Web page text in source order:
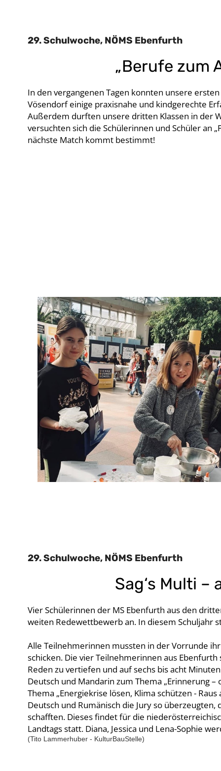
29. Schulwoche, NÖMS Ebenfurth
„Berufe zum
In den vergangenen Tagen konnten unsere
Vösendorf einige praxisnahe und kindgerechte
Außerdem durften unsere dritten Klassen in der
versuchten sich die Schülerinnen und Schüler an
nächste Match kommt bestimmt!
29. Schulwoche, NÖMS Ebenfurth
Sag‘s Multi –
Vier Schülerinnen der MS Ebenfurth aus den
weiten Redewettbewerb an. In diesem Schuljahr
Alle Teilnehmerinnen mussten in der Vorrunde
schicken. Die vier Teilnehmerinnen aus
Reden zu vertiefen und auf sechs bis acht
Deutsch und Mandarin zum Thema „Erinnerung
Thema „Energiekrise lösen, Klima schützen -
Deutsch und Rumänisch die Jury so
schafften. Dieses findet für die
Landtags statt. Diana, Jessica und Lena-Sophie
(Tito Lammerhuber - KulturBauStelle)